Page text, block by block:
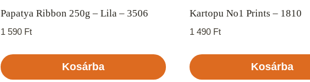
Papatya Ribbon 250g – Lila – 3506
1 590 Ft
Kosárba
Kartopu No1 Prints – 1810
1 490 Ft
Kosárba